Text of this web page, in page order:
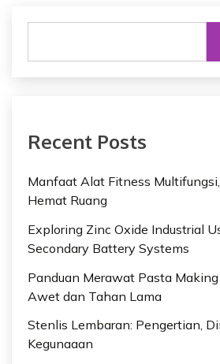
Recent Posts
Manfaat Alat Fitness
Hemat Ruang
Exploring Zinc Oxide Industrial
Secondary Battery Systems
Panduan Merawat Pasta
Awet dan Tahan Lama
Stenlis Lembaran: Pengertian,
Kegunaaan